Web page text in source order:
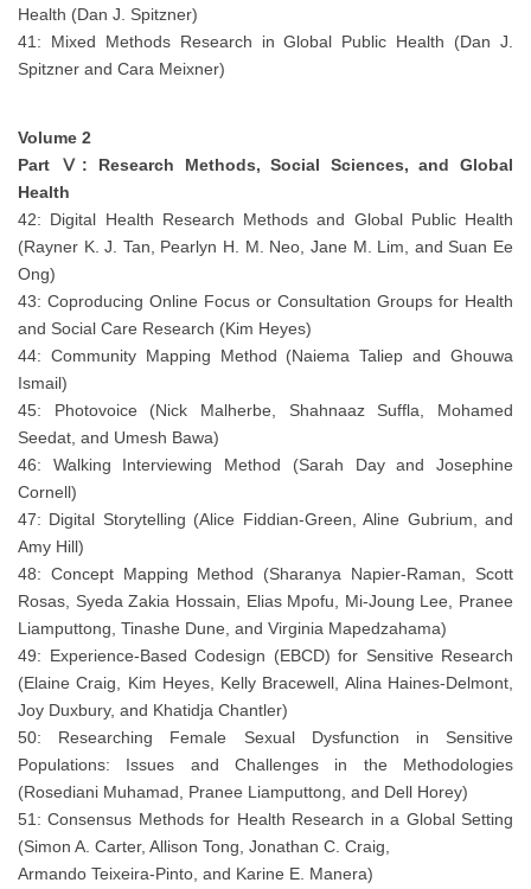
Health (Dan J. Spitzner)
41: Mixed Methods Research in Global Public Health (Dan J.
Spitzner and Cara Meixner)
Volume 2
Part Ⅴ: Research Methods, Social Sciences, and Global
Health
42: Digital Health Research Methods and Global Public Health
(Rayner K. J. Tan, Pearlyn H. M. Neo, Jane M. Lim, and Suan Ee
Ong)
43: Coproducing Online Focus or Consultation Groups for Health
and Social Care Research (Kim Heyes)
44: Community Mapping Method (Naiema Taliep and Ghouwa
Ismail)
45: Photovoice (Nick Malherbe, Shahnaaz Suffla, Mohamed
Seedat, and Umesh Bawa)
46: Walking Interviewing Method (Sarah Day and Josephine
Cornell)
47: Digital Storytelling (Alice Fiddian-Green, Aline Gubrium, and
Amy Hill)
48: Concept Mapping Method (Sharanya Napier-Raman, Scott
Rosas, Syeda Zakia Hossain, Elias Mpofu, Mi-Joung Lee, Pranee
Liamputtong, Tinashe Dune, and Virginia Mapedzahama)
49: Experience-Based Codesign (EBCD) for Sensitive Research
(Elaine Craig, Kim Heyes, Kelly Bracewell, Alina Haines-Delmont,
Joy Duxbury, and Khatidja Chantler)
50: Researching Female Sexual Dysfunction in Sensitive
Populations: Issues and Challenges in the Methodologies
(Rosediani Muhamad, Pranee Liamputtong, and Dell Horey)
51: Consensus Methods for Health Research in a Global Setting
(Simon A. Carter, Allison Tong, Jonathan C. Craig,
Armando Teixeira-Pinto, and Karine E. Manera)